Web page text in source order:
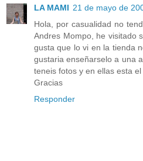
LA MAMI 21 de mayo de
Hola, por casualidad no
Andres Mompo, he visitado
gusta que lo vi en la tienda
gustaria enseñarselo a una
teneis fotos y en ellas esta
Gracias
Responder